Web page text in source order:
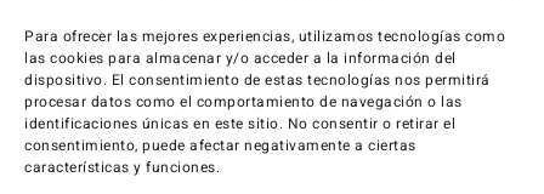
Para ofrecer las mejores experiencias, utilizamos tecnologías como
las cookies para almacenar y/o acceder a la información del
dispositivo. El consentimiento de estas tecnologías nos permitirá
procesar datos como el comportamiento de navegación o las
identificaciones únicas en este sitio. No consentir o retirar el
consentimiento, puede afectar negativamente a ciertas
características y funciones.